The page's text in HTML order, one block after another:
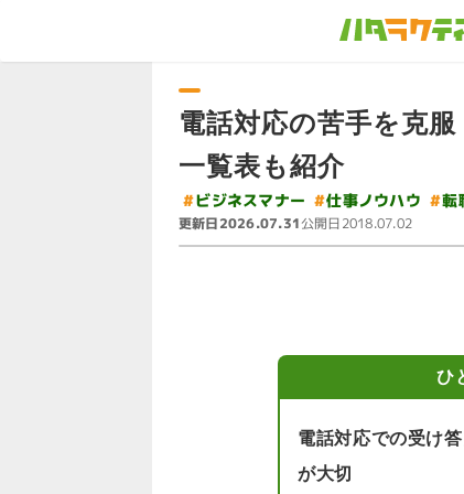
電話対応の苦手を克
一覧表も紹介
#ビジネスマナー #仕事ノウハウ #転
更新日2026.07.31公開日2018.07.02
ひ
電話対応での受け
が大切